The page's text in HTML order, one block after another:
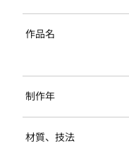
作品名
制作年
材質、技法